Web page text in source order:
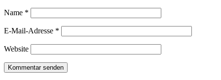
Name *
E-Mail-Adresse *
Website